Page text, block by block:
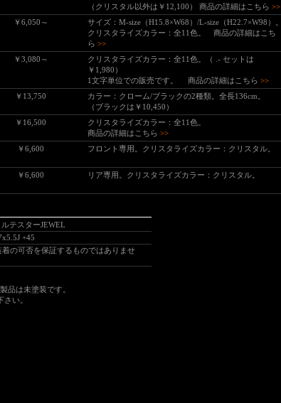
（クリスタル以外は ￥12,100 ） 商品の詳細はこちら >>
￥6,050～
サイズ：M-size（H15.8×W68）/L-size（H22.7×W98）。
クリスタライズカラー：全11色。 商品の詳細はこち
ら >>
￥3,080～
クリスタライズカラー：全11色。（ .- セットは
￥1,980 ）
1文字単位での販売です。 商品の詳細はこちら >>
￥13,750
カラー：クローム/ブラックの2種類。全長136cm。
（ブラックは ￥10,450 ）
￥16,500
クリスタライズカラー：全11色。
商品の詳細はこちら >>
￥6,600 フロント専用。クリスタライズカラー：クリスタル。
￥6,600 リア専用。クリスタライズカラー：クリスタル。
テスターJEWEL
+45
の可否を保証するものではありませ
品は未塗装です。
い。